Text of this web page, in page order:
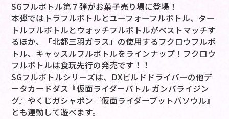
SGフルボトル第７弾がお菓子売り場に登場！
本弾ではトラフルボトルとユーフォーフルボトル、ター
トルフルボトルとウォッチフルボトルがベストマッチす
るほか、「北都三羽ガラス」の使用するフクロウフルボ
トル、キャッスルフルボトルをラインナップ！フクロウ
フルボトルは食玩先行の発売です！！
SGフルボトルシリーズは、DXビルドドライバーの他デ
ータカードダス『仮面ライダーバトル ガンバライジン
グ』やくじガシャポン『仮面ライダーブットバソウル』
とも連動して遊べます。